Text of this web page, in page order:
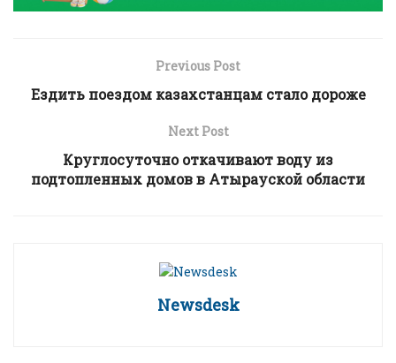
Previous Post
Ездить поездом казахстанцам стало дороже
Next Post
Круглосуточно откачивают воду из
подтопленных домов в Атырауской области
Newsdesk